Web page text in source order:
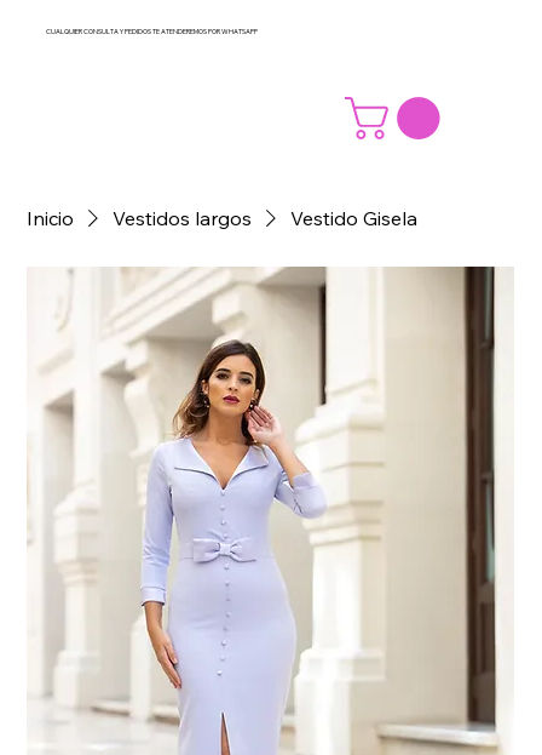
CUALQUIER CONSULTA Y PEDIDOS TE ATENDEREMOS POR WHATSAPP
Inicio Vestidos largos Vestido Gisela